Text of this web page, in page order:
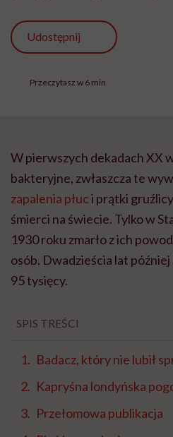
Udostępnij
Przeczytasz w 6 min
W pierwszych dekadach XX
bakteryjne, zwłaszcza te
zapalenia płuci prątki
śmierci na świecie. Tylko w
1930 roku zmarło z ich
osób. Dwadzieścia lat później
95 tysięcy.
SPIS TREŚCI
Badacz, który nie lubił
Kapryśna londyńska
Przełomowa publikacja